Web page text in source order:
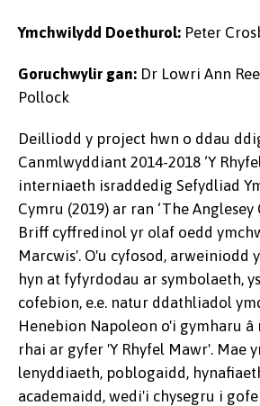
Ymchwilydd Doethurol: Peter
Goruchwylir gan: Dr Lowri Ann
Pollock
Deilliodd y project hwn o ddau
Canmlwyddiant 2014-2018 ‘Y
interniaeth israddedig Sefydliad
Cymru (2019) ar ran ‘The Anglesey
Briff cyffredinol yr olaf oedd
Marcwis'. O'u cyfosod, arweiniodd
hyn at fyfyrdodau ar symbolaeth,
cofebion, e.e. natur ddathliadol
Henebion Napoleon o'i gymharu
rhai ar gyfer 'Y Rhyfel Mawr'. Mae
lenyddiaeth, poblogaidd,
academaidd, wedi'i chysegru i